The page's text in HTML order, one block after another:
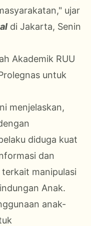
ujar
di Jakarta, Senin
Akademik RUU
untuk
menjelaskan,
diduga kuat
dan
manipulasi
Anak.
anak-